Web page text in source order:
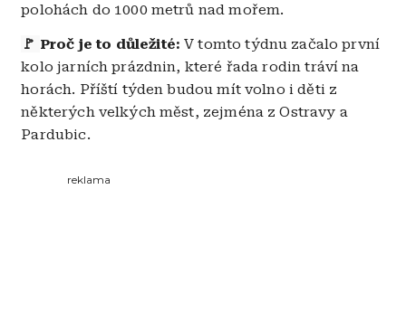
polohách do 1000 metrů nad mořem.
🚩 Proč je to důležité:V tomto týdnu začalo první
kolo jarních prázdnin, které řada rodin tráví na
horách. Příští týden budou mít volno i děti z
některých velkých měst, zejména z Ostravy a
Pardubic.
reklama